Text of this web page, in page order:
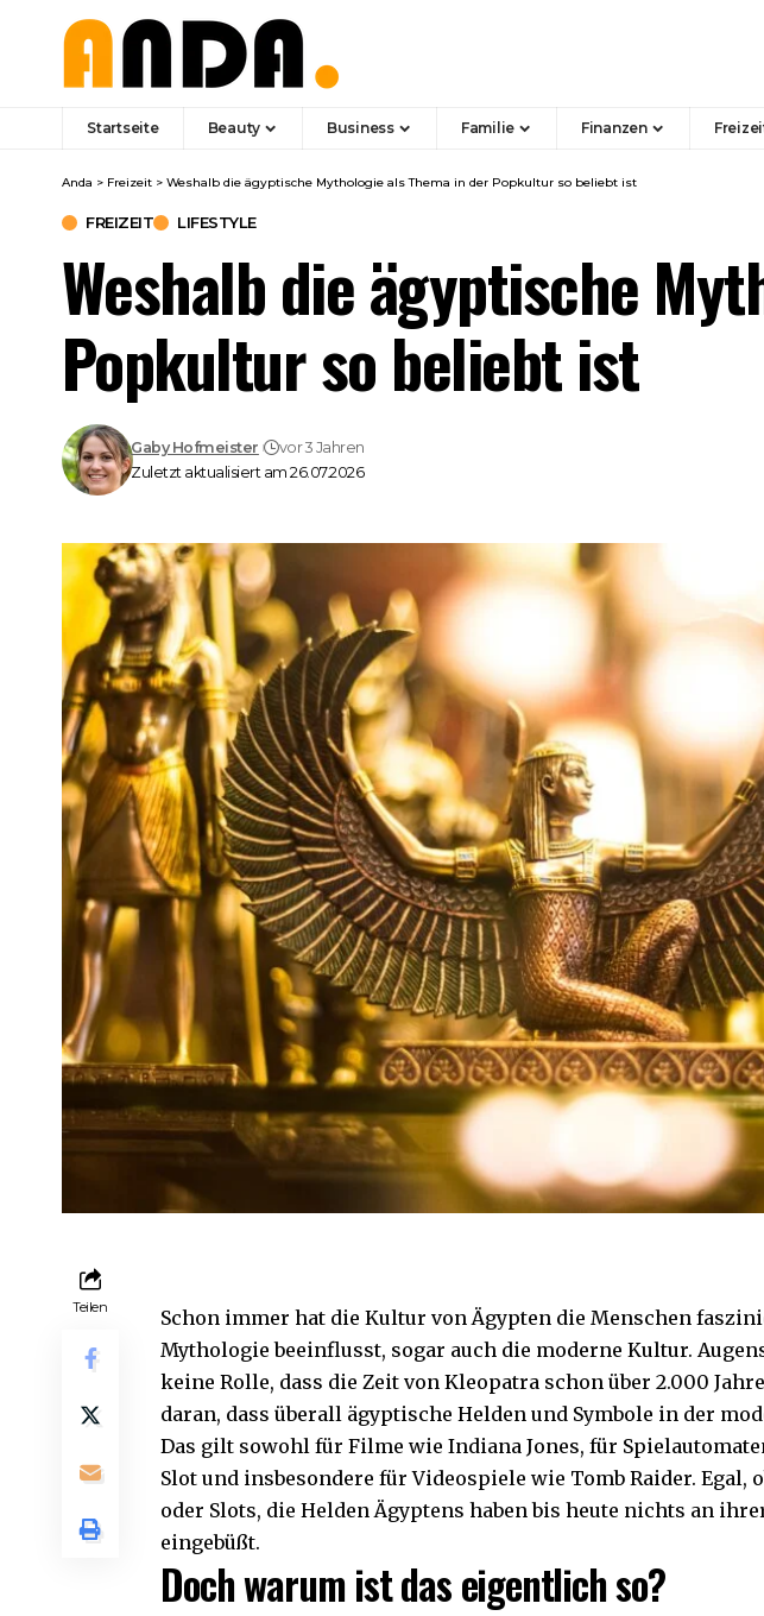
Startseite Beauty Business Familie Finanzen
Anda > Freizeit > Weshalb die ägyptische Mythologie als Thema in der Popkultur so beliebt ist
FREIZEIT LIFESTYLE
Weshalb die ägyptische
Popkultur so beliebt ist
Zuletzt aktualisiert am 26.07.2026
Gaby Hofmeister vor 3 Jahren
Teilen
Schon immer hat die Kultur von Ägypten die Menschen
Mythologie beeinflusst, sogar auch die moderne Kultur.
keine Rolle, dass die Zeit von Kleopatra schon über 2.000
daran, dass überall ägyptische Helden und Symbole in der
Das gilt sowohl für Filme wie Indiana Jones, für
Slot und insbesondere für Videospiele wie Tomb Raider. Egal,
oder Slots, die Helden Ägyptens haben bis heute nichts an
eingebüßt.
Doch warum ist das eigentlich so?